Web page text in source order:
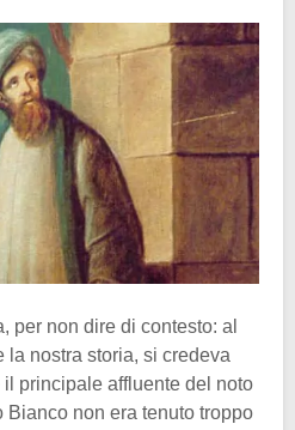
per non dire di contesto: al
la nostra storia, si credeva
principale affluente del noto
non era tenuto troppo